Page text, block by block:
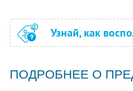
Узнай, как
ПОДРОБНЕЕ О